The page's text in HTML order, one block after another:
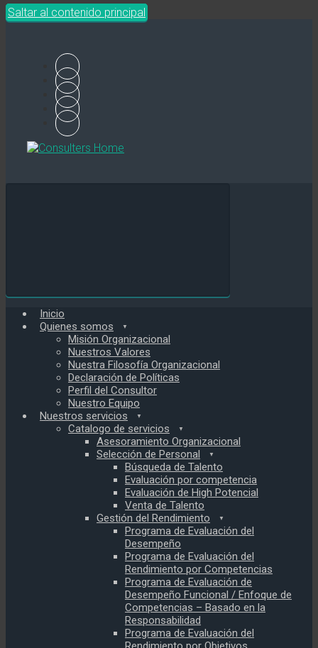
Saltar al contenido principal
Inicio
Quienes somos
Misión Organizacional
Nuestros Valores
Nuestra Filosofía Organizacional
Declaración de Políticas
Perfil del Consultor
Nuestro Equipo
Nuestros servicios
Catalogo de servicios
Asesoramiento Organizacional
Selección de Personal
Búsqueda de Talento
Evaluación por competencia
Evaluación de High Potencial
Venta de Talento
Gestión del Rendimiento
Programa de Evaluación del
Desempeño
Programa de Evaluación del
Rendimiento por Competencias
Programa de Evaluación de
Desempeño Funcional / Enfoque de
Competencias – Basado en la
Responsabilidad
Programa de Evaluación del